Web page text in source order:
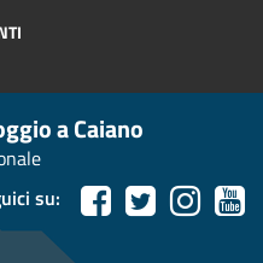
a Caiano
su: